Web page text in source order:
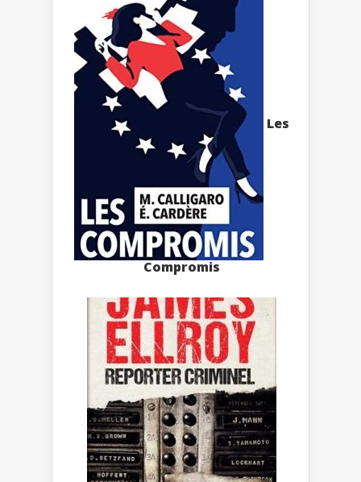
Les
Compromis